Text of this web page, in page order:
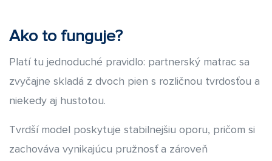
Ako to funguje?
Platí tu jednoduché pravidlo: partnerský matrac sa
zvyčajne skladá z dvoch pien s rozličnou tvrdosťou a
niekedy aj hustotou.
Tvrdší model poskytuje stabilnejšiu oporu, pričom si
zachováva vynikajúcu pružnosť a zároveň